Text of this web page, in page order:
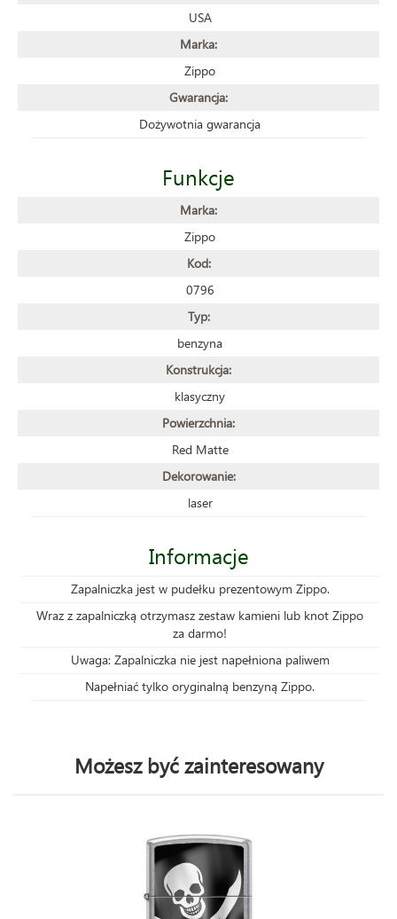
USA
Marka:
Zippo
Gwarancja:
Dożywotnia gwarancja
Funkcje
Marka:
Zippo
Kod:
0796
Typ:
benzyna
Konstrukcja:
klasyczny
Powierzchnia:
Red Matte
Dekorowanie:
laser
Informacje
Zapalniczka jest w pudełku prezentowym Zippo.
Wraz z zapalniczką otrzymasz zestaw kamieni lub knot Zippo
za darmo!
Uwaga: Zapalniczka nie jest napełniona paliwem
Napełniać tylko oryginalną benzyną Zippo.
Możesz być zainteresowany